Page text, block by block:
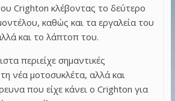
Crighton κλέβοντας το δεύτερο
καθώς και τα εργαλεία του
και το λάπτοπ του.
περιείχε σημαντικές
νέα μοτοσυκλέτα, αλλά και
που είχε κάνει ο Crighton για